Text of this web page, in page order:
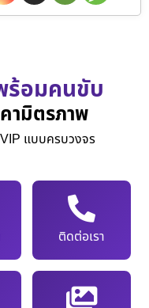
ร้อมคนขับ
ามิตรภาพ
แบบครบวงจร
ติดต่อเรา